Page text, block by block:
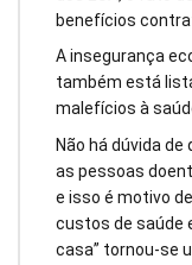
benefícios
A insegurança
também está
malefícios à
Não há dúvida
as pessoas
e isso é motivo
custos de saúde
casa” tornou-se